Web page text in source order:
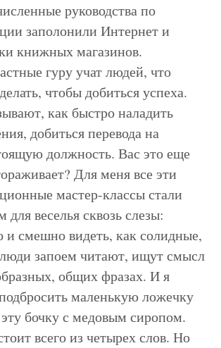
руководства по
заполонили Интернет и
книжных магазинов.
гуру учат людей, что
чтобы добиться успеха.
как быстро наладить
добиться перевода на
должность. Вас это еще
Для меня все эти
мастер-классы стали
для веселья сквозь слезы:
и смешно видеть, как солидные,
запоем читают, ищут смысл
общих фразах. И я
маленькую ложечку
эту бочку с медовым сиропом.
всего из четырех слов. Но